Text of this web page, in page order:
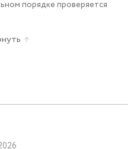
порядке проверяется